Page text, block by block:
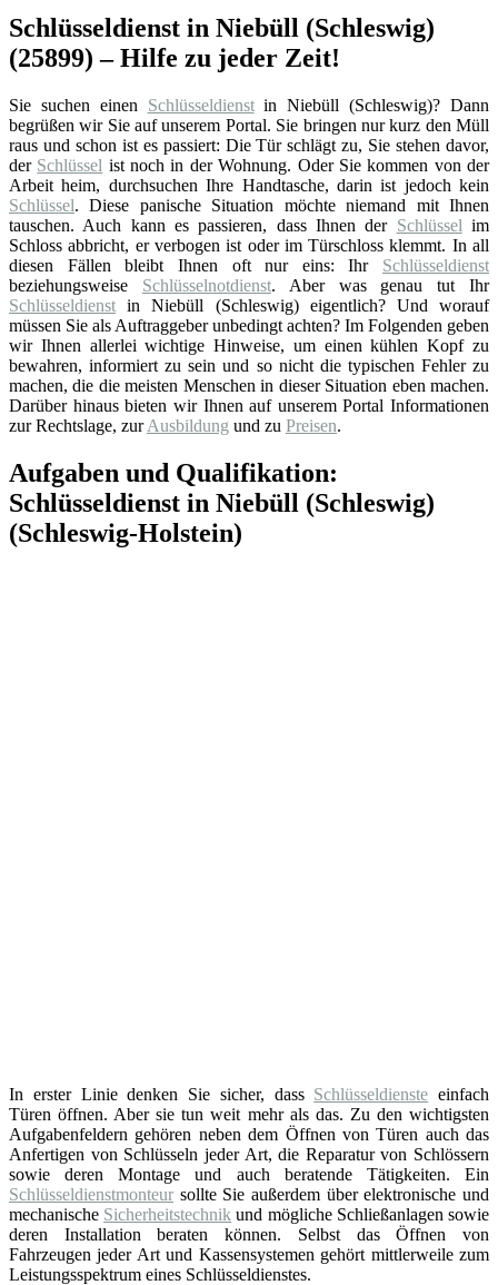
Schlüsseldienst in Niebüll (Schleswig)
(25899) – Hilfe zu jeder Zeit!
Sie suchen einen Schlüsseldienstin Niebüll (Schleswig)? Dann
begrüßen wir Sie auf unserem Portal. Sie bringen nur kurz den Müll
raus und schon ist es passiert: Die Tür schlägt zu, Sie stehen davor,
der Schlüssel ist noch in der Wohnung. Oder Sie kommen von der
Arbeit heim, durchsuchen Ihre Handtasche, darin ist jedoch kein
Schlüssel. Diese panische Situation möchte niemand mit Ihnen
tauschen. Auch kann es passieren, dass Ihnen der Schlüssel im
Schloss abbricht, er verbogen ist oder im Türschloss klemmt. In all
diesen Fällen bleibt Ihnen oft nur eins: Ihr Schlüsseldienst
beziehungsweise Schlüsselnotdienst. Aber was genau tut Ihr
Schlüsseldienst in Niebüll (Schleswig) eigentlich? Und worauf
müssen Sie als Auftraggeber unbedingt achten? Im Folgenden geben
wir Ihnen allerlei wichtige Hinweise, um einen kühlen Kopf zu
bewahren, informiert zu sein und so nicht die typischen Fehler zu
machen, die die meisten Menschen in dieser Situation eben machen.
Darüber hinaus bieten wir Ihnen auf unserem Portal Informationen
zur Rechtslage, zurAusbildung und zu Preisen.
Aufgaben und Qualifikation:
Schlüsseldienst in Niebüll (Schleswig)
(Schleswig-Holstein)
In erster Linie denken Sie sicher, dass Schlüsseldienste einfach
Türen öffnen. Aber sie tun weit mehr als das. Zu den wichtigsten
Aufgabenfeldern gehören neben dem Öffnen von Türen auch das
Anfertigen von Schlüsseln jeder Art, die Reparatur von Schlössern
sowie deren Montage und auch beratende Tätigkeiten. Ein
Schlüsseldienstmonteur sollte Sie außerdem über elektronische und
mechanische Sicherheitstechnik und mögliche Schließanlagen sowie
deren Installation beraten können. Selbst das Öffnen von
Fahrzeugen jeder Art und Kassensystemen gehört mittlerweile zum
Leistungsspektrum eines Schlüsseldienstes.